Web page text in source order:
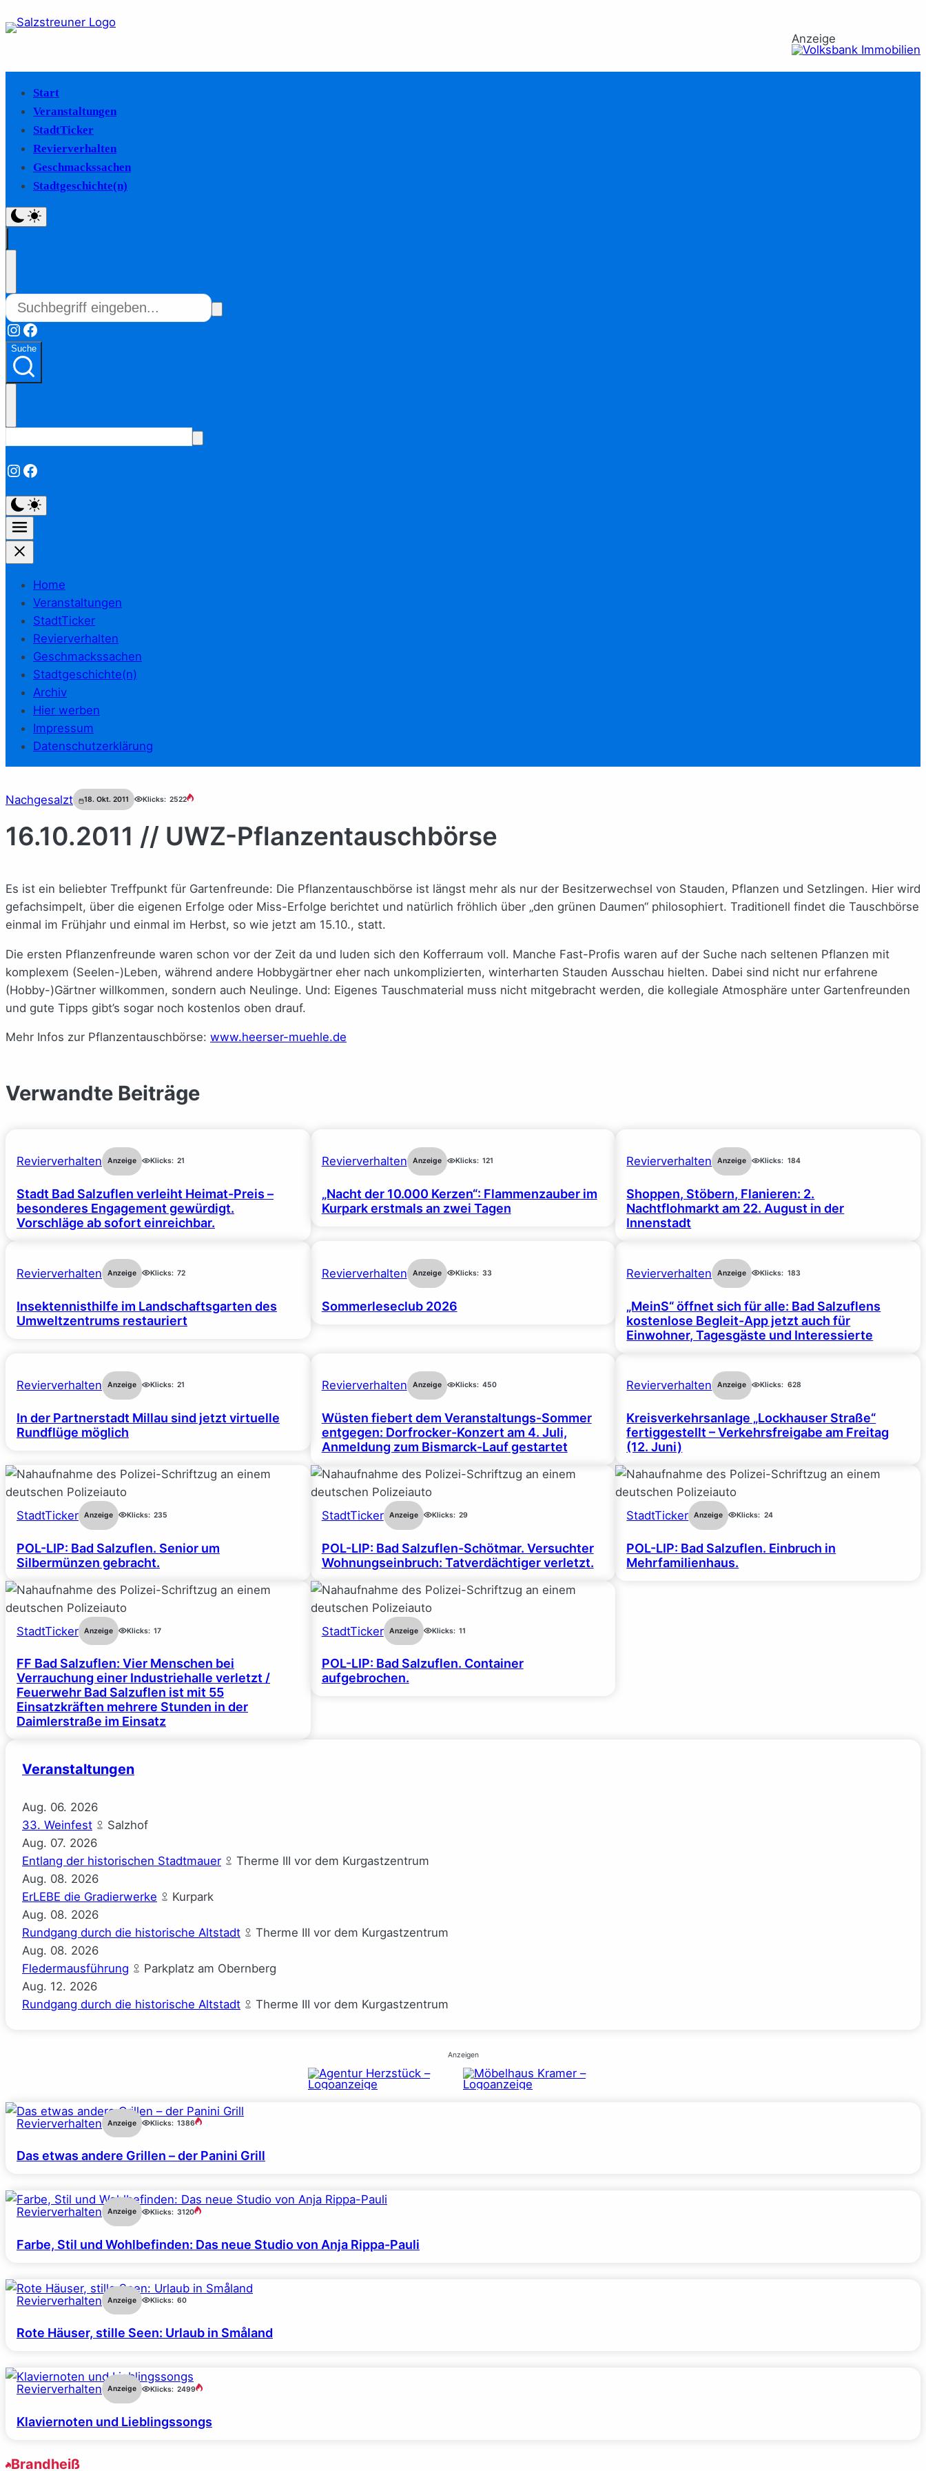
Anzeige
Start
Veranstaltungen
StadtTicker
Revierverhalten
Geschmackssachen
Stadtgeschichte(n)
Instagram
Facebook
Suche
Instagram
Facebook
Home
Veranstaltungen
StadtTicker
Revierverhalten
Geschmackssachen
Stadtgeschichte(n)
Archiv
Hier werben
Impressum
Datenschutzerklärung
Nachgesalzt 18. Okt. 2011 Klicks: 2522
16.10.2011 // UWZ-Pflanzentauschbörse
Es ist ein beliebter Treffpunkt für Gartenfreunde: Die Pflanzentauschbörse ist längst mehr als nur der Besitzerwechsel von Stauden, Pflanzen und Setzlingen. Hier wird
gefachsimpelt, über die eigenen Erfolge oder Miss-Erfolge berichtet und natürlich fröhlich über „den grünen Daumen“ philosophiert. Traditionell findet die Tauschbörse
einmal im Frühjahr und einmal im Herbst, so wie jetzt am 15.10., statt.
Die ersten Pflanzenfreunde waren schon vor der Zeit da und luden sich den Kofferraum voll. Manche Fast-Profis waren auf der Suche nach seltenen Pflanzen mit
komplexem (Seelen-)Leben, während andere Hobbygärtner eher nach unkomplizierten, winterharten Stauden Ausschau hielten. Dabei sind nicht nur erfahrene
(Hobby-)Gärtner willkommen, sondern auch Neulinge. Und: Eigenes Tauschmaterial muss nicht mitgebracht werden, die kollegiale Atmosphäre unter Gartenfreunden
und gute Tipps gibt’s sogar noch kostenlos oben drauf.
Mehr Infos zur Pflanzentauschbörse: www.heerser-muehle.de
Verwandte Beiträge
Revierverhalten Anzeige Klicks: 21
Stadt Bad Salzuflen verleiht Heimat-Preis –
besonderes Engagement gewürdigt.
Vorschläge ab sofort einreichbar.
Revierverhalten Anzeige Klicks: 121
„Nacht der 10.000 Kerzen“: Flammenzauber im
Kurpark erstmals an zwei Tagen
Revierverhalten Anzeige Klicks: 184
Shoppen, Stöbern, Flanieren: 2.
Nachtflohmarkt am 22. August in der
Innenstadt
Revierverhalten Anzeige Klicks: 72
Insektennisthilfe im Landschaftsgarten des
Umweltzentrums restauriert
Revierverhalten Anzeige Klicks: 33
Sommerleseclub 2026
Revierverhalten Anzeige Klicks: 183
„MeinS“ öffnet sich für alle: Bad Salzuflens
kostenlose Begleit-App jetzt auch für
Einwohner, Tagesgäste und Interessierte
Revierverhalten Anzeige Klicks: 21
In der Partnerstadt Millau sind jetzt virtuelle
Rundflüge möglich
Revierverhalten Anzeige Klicks: 450
Wüsten fiebert dem Veranstaltungs-Sommer
entgegen: Dorfrocker-Konzert am 4. Juli,
Anmeldung zum Bismarck-Lauf gestartet
Revierverhalten Anzeige Klicks: 628
Kreisverkehrsanlage „Lockhauser Straße“
fertiggestellt – Verkehrsfreigabe am Freitag
(12. Juni)
StadtTicker Anzeige Klicks: 235
POL-LIP: Bad Salzuflen. Senior um
Silbermünzen gebracht.
StadtTicker Anzeige Klicks: 29
POL-LIP: Bad Salzuflen-Schötmar. Versuchter
Wohnungseinbruch: Tatverdächtiger verletzt.
StadtTicker Anzeige Klicks: 24
POL-LIP: Bad Salzuflen. Einbruch in
Mehrfamilienhaus.
StadtTicker Anzeige Klicks: 17
FF Bad Salzuflen: Vier Menschen bei
Verrauchung einer Industriehalle verletzt /
Feuerwehr Bad Salzuflen ist mit 55
Einsatzkräften mehrere Stunden in der
Daimlerstraße im Einsatz
StadtTicker Anzeige Klicks: 11
POL-LIP: Bad Salzuflen. Container
aufgebrochen.
Veranstaltungen
Aug. 06. 2026
33. Weinfest
Salzhof
Aug. 07. 2026
Entlang der historischen Stadtmauer
Therme III vor dem Kurgastzentrum
Aug. 08. 2026
ErLEBE die Gradierwerke
Kurpark
Aug. 08. 2026
Rundgang durch die historische Altstadt
Therme III vor dem Kurgastzentrum
Aug. 08. 2026
Fledermausführung
Parkplatz am Obernberg
Aug. 12. 2026
Rundgang durch die historische Altstadt
Therme III vor dem Kurgastzentrum
Anzeigen
Revierverhalten Anzeige Klicks: 1386
Das etwas andere Grillen – der Panini Grill
Revierverhalten Anzeige Klicks: 3120
Farbe, Stil und Wohlbefinden: Das neue Studio von Anja Rippa-Pauli
Revierverhalten Anzeige Klicks: 60
Rote Häuser, stille Seen: Urlaub in Småland
Revierverhalten Anzeige Klicks: 2499
Klaviernoten und Lieblingssongs
Brandheiß